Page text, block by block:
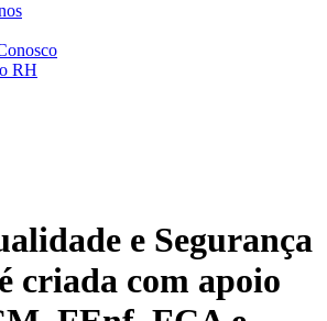
RH
e Segurança
criada com apoio